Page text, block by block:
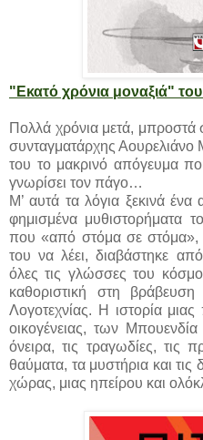
"Εκατό χρόνια μοναξιά"
Πολλά χρόνια μετά, μπροστά
συνταγματάρχης Αουρελιάνο
του το μακρινό απόγευμα
γνωρίσει τον πάγο…
Μ’ αυτά τα λόγια ξεκινά ένα
φημισμένα μυθιστορήματα
που «από στόμα σε
του να λέει, διαβάστηκε
όλες τις γλώσσες του
καθοριστική στη
Λογοτεχνίας. Η ιστορία
οικογένειας, των
όνειρα, τις τραγωδίες, τις
θαύματα, τα μυστήρια και τις
χώρας, μιας ηπείρου και